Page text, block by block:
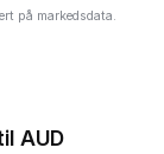
på markedsdata.
AUD